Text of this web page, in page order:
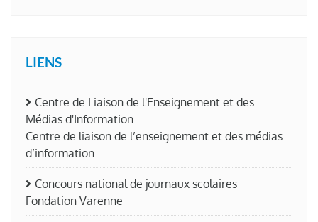
LIENS
Centre de Liaison de l'Enseignement et des
Médias d'Information
Centre de liaison de l’enseignement et des médias
d’information
Concours national de journaux scolaires
Fondation Varenne